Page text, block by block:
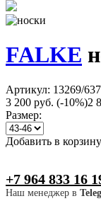
FALKE
Артикул: 13269/
3 200 руб. (-10%)2
Размер:
Добавить в корзину
+7 964 833 16
Наш менеджер в